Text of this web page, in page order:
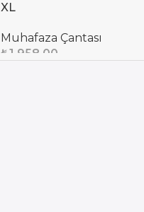
XL
Muhafaza Çantası
₺1.958,00